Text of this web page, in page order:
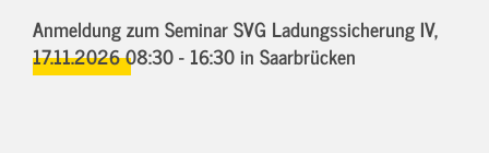
Anmeldung zum Seminar SVG Ladungssicherung IV,
17.11.2026 08:30 - 16:30in Saarbrücken